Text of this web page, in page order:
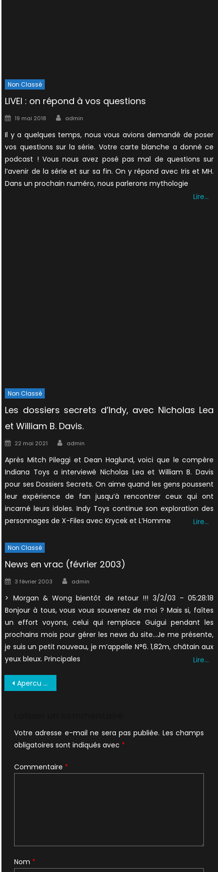
Non Classé
LIVEI : on répond à vos questions
Posted
19 mai 2018 Author
admin
Il y a quelques temps, nous vous avions demandé de poser
vos questions sur la série. Votre carte blanche a donné ce
podcast ! Vous nous avez posé pas mal de questions sur
l’avenir de la série et sur sa fin. On y répond avec Iris et MH.
Dans un prochain numéro, nous parlerons mythologie
Lire…
Non Classé
Les dossiers secrets d’Indy, avec Nicholas Lea
et William B. Davis.
Posted
22 mai 2021 Author
admin
Après Mitch Pileggi et Dean Haglund, voici que le compère
Indiana Toys a interviewé Nicholas Lea et William B. Davis
pour ses Dossiers Secrets. On aime quand les gens poussent
leur expérience de fan jusqu’à rencontrer ceux qui ont
incarné leurs idoles. Indy Toys continue son exploration des
personnages de X-Files avec Krycek et L’Homme
Lire…
Non Classé
News en vrac (février 2003)
Posted
3 février 2003 Author
admin
> Morgan & Wong bientôt de retour !!! 3/2/03 – 05:28:18
Bonjour à tous, vous vous souvenez de moi ? Mais si, faîtes
un effort voyons, celui qui remplace Guigui pendant les
prochains mois pour gérer les news du site…Je me présente,
je suis un petit nouveau, je m’appelle N°6. 1,82m, châtain aux
yeux bleux. Principales
Lire…
Navigation
Apercu du jeu Legendary Encounters
Votre adresse e-mail ne sera pas publiée. Les champs
obligatoires sont indiqués avec *
Commentaire *
Nom *